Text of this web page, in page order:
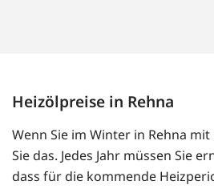
Heizölpreise in Rehna
Wenn Sie im Winter in Rehna
Sie das. Jedes Jahr müssen Sie
dass für die kommende